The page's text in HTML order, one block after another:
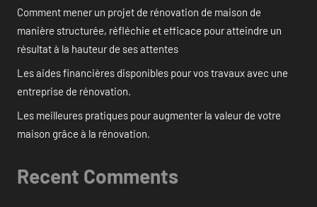
Comment mener un projet de rénovation de maison de
manière structurée, réfléchie et efficace pour atteindre un
résultat à la hauteur de ses attentes
Les aides financières disponibles pour vos travaux avec une
entreprise de rénovation.
Les meilleures pratiques pour augmenter la valeur de votre
maison grâce à la rénovation.
Recent Comments